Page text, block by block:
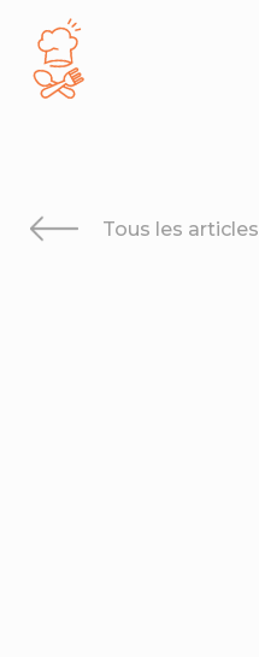
Tous les articles